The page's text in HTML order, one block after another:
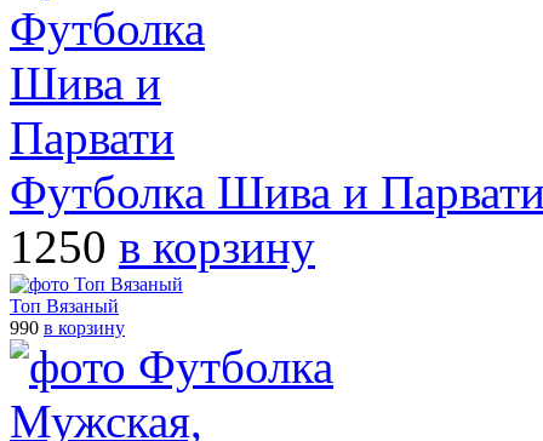
Футболка Шива и
1250 в корзину
Топ Вязаный
990 в корзину